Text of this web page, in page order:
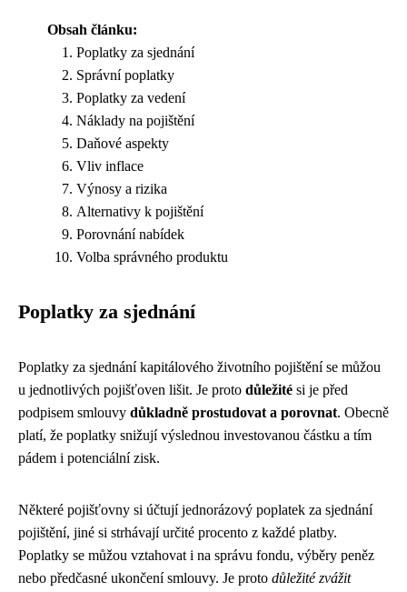
Obsah článku:
Poplatky za sjednání
Správní poplatky
Poplatky za vedení
Náklady na pojištění
Daňové aspekty
Vliv inflace
Výnosy a rizika
Alternativy k pojištění
Porovnání nabídek
Volba správného produktu
Poplatky za sjednání
Poplatky za sjednání kapitálového životního pojištění se můžou
u jednotlivých pojišťoven lišit. Je proto důležité si je před
podpisem smlouvy důkladně prostudovat a porovnat. Obecně
platí, že poplatky snižují výslednou investovanou částku a tím
pádem i potenciální zisk.
Některé pojišťovny si účtují jednorázový poplatek za sjednání
pojištění, jiné si strhávají určité procento z každé platby.
Poplatky se můžou vztahovat i na správu fondu, výběry peněz
nebo předčasné ukončení smlouvy. Je proto důležité zvážit